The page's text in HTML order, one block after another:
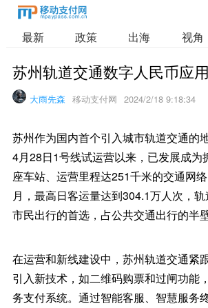
最新 政策 出海 视角
苏州轨道交通数字人民币应
大雨先森 移动支付网 2024/2/18 9:18:34
苏州作为国内首个引入城市轨道交通的
4月28日1号线试运营以来，已发展成为
座车站、运营里程达251千米的交通网
月，最高日客运量达到304.1万人次，
市民出行的首选，占公共交通出行的半壁
在运营和新线建设中，苏州轨道交通紧
引入新技术，如二维码购票和过闸功能
务支付系统。通过智能客服、智慧服务